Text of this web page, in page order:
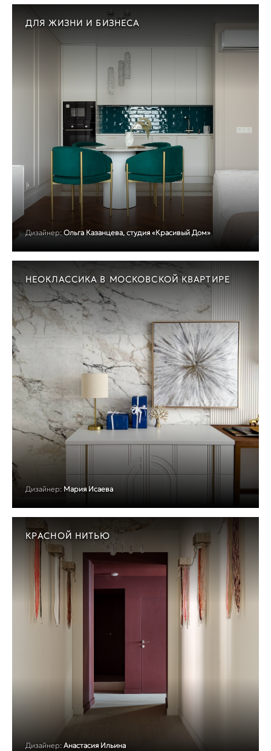
ДЛЯ ЖИЗНИ И БИЗНЕСА
Дизайнер: Ольга Казанцева, студия «Красивый Дом»
НЕОКЛАССИКА В МОСКОВСКОЙ КВАРТИРЕ
Дизайнер: Мария Исаева
КРАСНОЙ НИТЬЮ
Дизайнер: Анастасия Ильина